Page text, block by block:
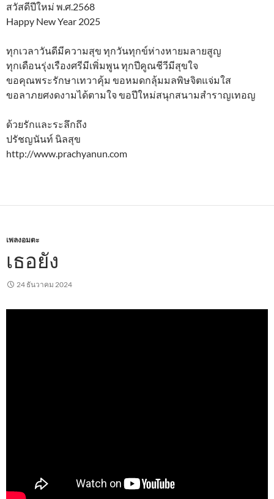
สวัสดีปีใหม่ พ.ศ.2568
Happy New Year 2025
ทุกเวลาวันดีมีความสุข ทุกวันทุกข์ห่างหายมลายสูญ
ทุกเดือนรุ่งเรืองศรีมีเพิ่มพูน ทุกปีคูณชีวีมีสุขใจ
ขอคุณพระรักษาเทวาคุ้ม ขอหมดกลุ้มมลพิษจิตแจ่มใส
ขอลาภยศงดงามได้ตามใจ ขอปีใหม่สนุกสนามสำราญเทอญ
ด้วยรักและระลึกถึง
ปรัชญนันท์ นิลสุข
http://www.prachyanun.com
เพลงอมตะ
เธอยัง
24 ธันวาคม 2024